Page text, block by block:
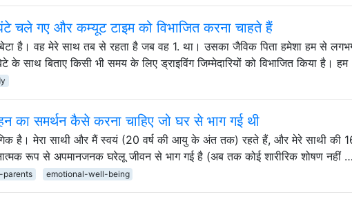
चले गए और कम्यूट टाइम को विभाजित करना चाहते हैं
है। वह मेरे साथ तब से रहता है जब वह 1. था। उसका जैविक पिता हमेशा हम से
साथ बिताए किसी भी समय के लिए ड्राइविंग जिम्मेदारियों को विभाजित किया है।
का समर्थन कैसे करना चाहिए जो घर से भाग गई थी
है। मेरा साथी और मैं स्वयं (20 वर्ष की आयु के अंत तक) रहते हैं, और मेरे साथी की 16
रूप से अपमानजनक घरेलू जीवन से भाग गई है (अब तक कोई शारीरिक शोषण नहीं …
parents emotional-well-being